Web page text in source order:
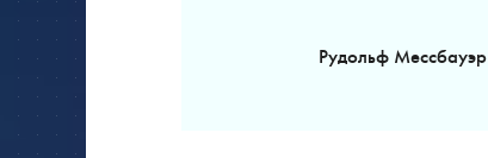
Рудольф Мессбауэр